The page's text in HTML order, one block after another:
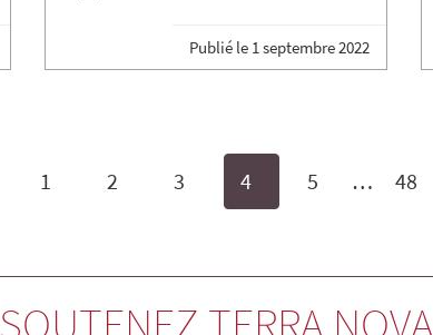
Publié le 1 septembre 2022
1 2 3 4 5 … 48
SOUTENEZ TERRA NOVA